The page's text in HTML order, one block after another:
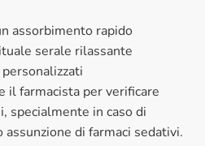
assorbimento rapido
serale rilassante
il farmacista per verificare
specialmente in caso di
di farmaci sedativi.